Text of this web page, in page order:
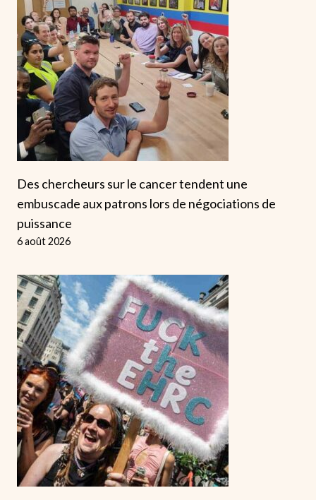
Des chercheurs sur le cancer tendent une
embuscade aux patrons lors de négociations de
puissance
6 août 2026